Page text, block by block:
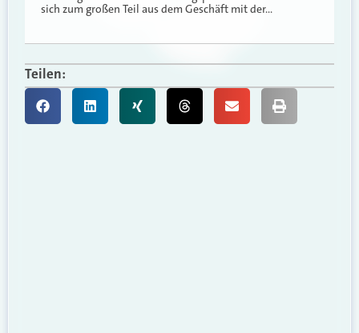
sich zum großen Teil aus dem Geschäft mit der…
Teilen: